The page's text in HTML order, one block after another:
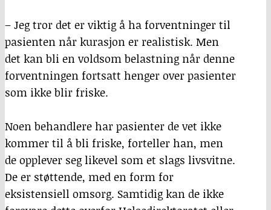
– Jeg tror det er viktig å ha forventninger til
pasienten når kurasjon er realistisk. Men
det kan bli en voldsom belastning når denne
forventningen fortsatt henger over pasienter
som ikke blir friske.
Noen behandlere har pasienter de vet ikke
kommer til å bli friske, forteller han, men
de opplever seg likevel som et slags livsvitne.
De er støttende, med en form for
eksistensiell omsorg. Samtidig kan de ikke